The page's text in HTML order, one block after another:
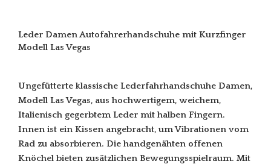
Leder Damen Autofahrerhandschuhe mit Kurzfinger
Modell Las Vegas
Ungefütterte klassische Lederfahrhandschuhe Damen,
Modell Las Vegas, aus hochwertigem, weichem,
Italienisch gegerbtem Leder mit halben Fingern.
Innen ist ein Kissen angebracht, um Vibrationen vom
Rad zu absorbieren. Die handgenähten offenen
Knöchel bieten zusätzlichen Bewegungsspielraum. Mit